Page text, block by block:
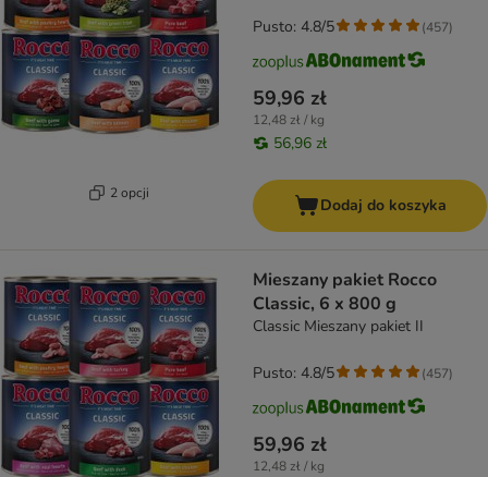
2 opcji
59,96 zł
12,48 zł / kg
56,96 zł
Pusto: 4.8/5 (457)
Dodaj do koszyka
Mieszany pakiet Rocco
Classic, 6 x 800 g
Classic Mieszany pakiet II
59,96 zł
12,48 zł / kg
Pusto: 4.8/5 (457)